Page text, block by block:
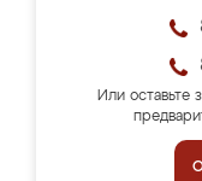
Или оставьте